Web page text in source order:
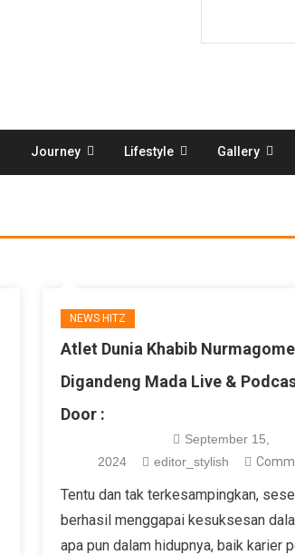
Journey Lifestyle Gallery
NEWS HITZ
Atlet Dunia Khabib
Digandeng Mada Live &
Door :
September 15,
2024
editor_stylish
Tentu dan tak terkesampingkan,
berhasil menggapai kesuksesan
apa pun dalam hidupnya, baik karier